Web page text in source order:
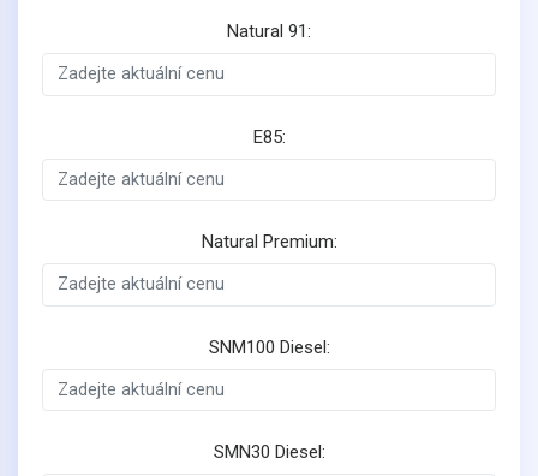
Natural 91:
E85:
Natural Premium:
SNM100 Diesel:
SMN30 Diesel: